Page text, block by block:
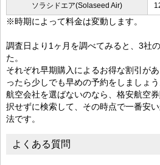
ソラシドエア(Solaseed Air)
※時期によって料金は変動します。
調査日より1ヶ月を調べてみると、3社
た。
それぞれ早期購入によるお得な割引が
ったら少しでも早めの予約をしましょう
航空会社を選ばないのなら、格安航空
択せずに検索して、その時点で一番安
法です。
よくある質問